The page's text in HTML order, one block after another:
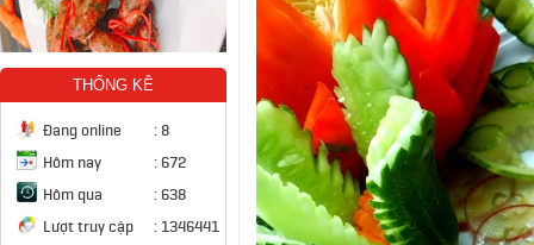
THỐNG KÊ
Đang online :8
Hôm nay
:672
Hôm qua
:638
Lượt truy cập
:1346441